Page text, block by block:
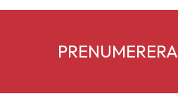
PRENUMERERA